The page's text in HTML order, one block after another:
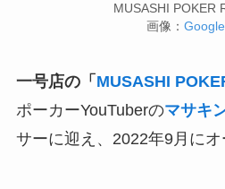
MUSASHI POKER
画像：
一号店の「 MUSASHI
ポーカーYouTuberのマサキ
サーに迎え、2022年9月にオ